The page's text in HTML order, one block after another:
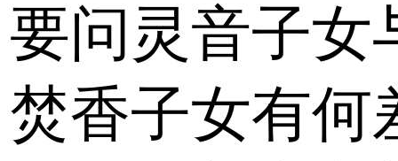
要问灵音子女
焚香子女有何